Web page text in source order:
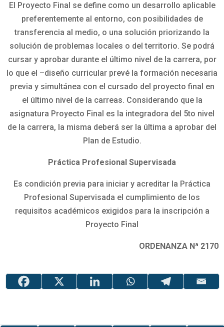
El Proyecto Final se define como un desarrollo aplicable
preferentemente al entorno, con posibilidades de
transferencia al medio, o una solución priorizando la
solución de problemas locales o del territorio. Se podrá
cursar y aprobar durante el último nivel de la carrera, por
lo que el –diseño curricular prevé la formación necesaria
previa y simultánea con el cursado del proyecto final en
el último nivel de la carreas. Considerando que la
asignatura Proyecto Final es la integradora del 5to nivel
de la carrera, la misma deberá ser la última a aprobar del
Plan de Estudio.
Práctica Profesional Supervisada
Es condición previa para iniciar y acreditar la Práctica
Profesional Supervisada el cumplimiento de los
requisitos académicos exigidos para la inscripción a
Proyecto Final
ORDENANZA Nª 2170